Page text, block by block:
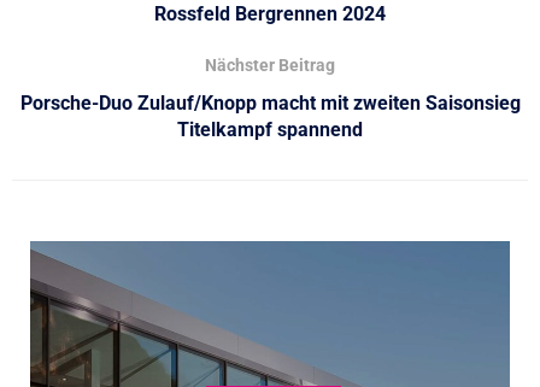
Rossfeld Bergrennen 2024
Nächster Beitrag
Porsche-Duo Zulauf/Knopp macht mit zweiten Saisonsieg
Titelkampf spannend